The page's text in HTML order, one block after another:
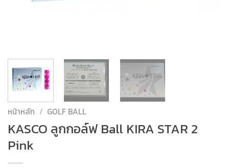
หน้าหลัก / GOLF BALL
KASCO ลูกกอล์ฟ Ball KIRA STAR 2
Pink